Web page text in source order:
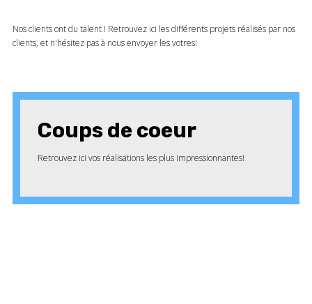
Nos clients ont du talent ! Retrouvez ici les différents projets réalisés par nos
clients, et n'hésitez pas à nous envoyer les votres!
Coups de coeur
Retrouvez ici vos réalisations les plus impressionnantes!